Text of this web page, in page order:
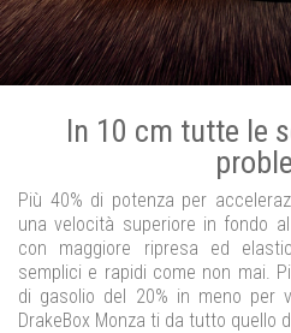
In 10 cm tutte le
Più 40% di potenza per
una velocità superiore in fondo
con maggiore ripresa ed
semplici e rapidi come non mai.
di gasolio del 20% in meno per
DrakeBox Monza ti da tutto quello